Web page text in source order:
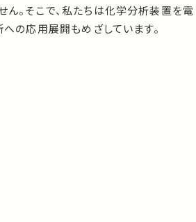
。そこで、私たちは化学分析装置を電
の応用展開もめざしています。